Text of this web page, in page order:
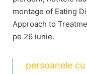
montage of Eating
Approach to
pe 26 iunie.
persoanele